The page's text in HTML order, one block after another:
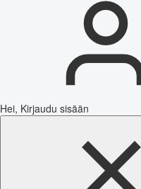
Hei, Kirjaudu sisään